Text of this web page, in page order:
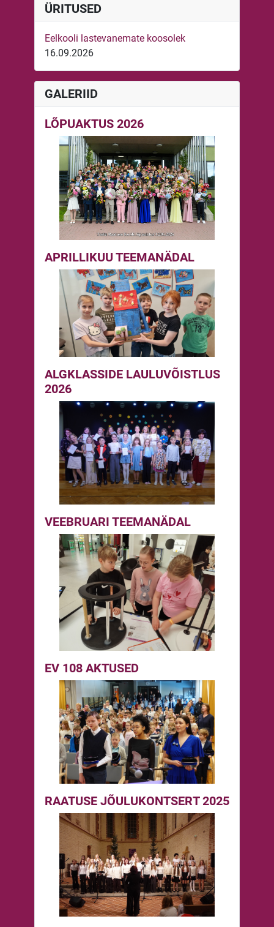
ÜRITUSED
Eelkooli lastevanemate koosolek
16.09.2026
GALERIID
LÕPUAKTUS 2026
APRILLIKUU TEEMANÄDAL
ALGKLASSIDE LAULUVÕISTLUS
2026
VEEBRUARI TEEMANÄDAL
EV 108 AKTUSED
RAATUSE JÕULUKONTSERT 2025